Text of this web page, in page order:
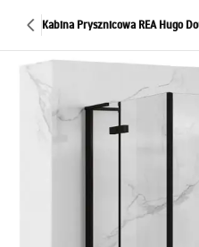
Kabina Prysznicowa REA Hugo